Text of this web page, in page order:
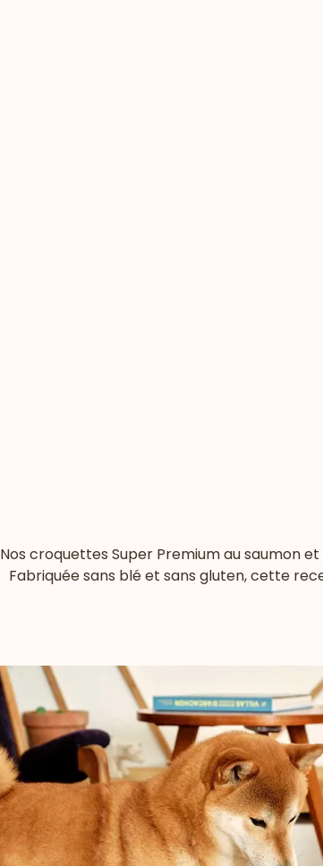
Nos croquettes Super Premium au saumon
Fabriquée sans blé et sans gluten, cette